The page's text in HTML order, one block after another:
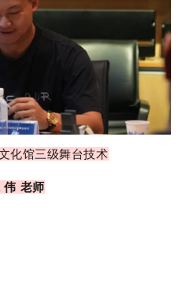
化馆三级舞台技术
伟 老师